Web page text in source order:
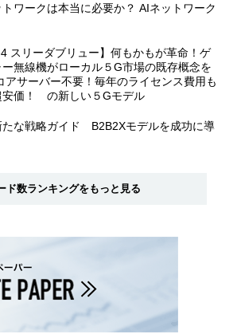
ワークは本当に必要か？ AIネットワーク
4 スリーダブリュー】何もかもが革命！ゲ
無線機がローカル５G市場の既存概念を
アサーバー不要！毎年のライセンス費用も
安価！ の新しい５Gモデル
たな戦略ガイド B2B2Xモデルを成功に導
ド数ランキングをもっと見る